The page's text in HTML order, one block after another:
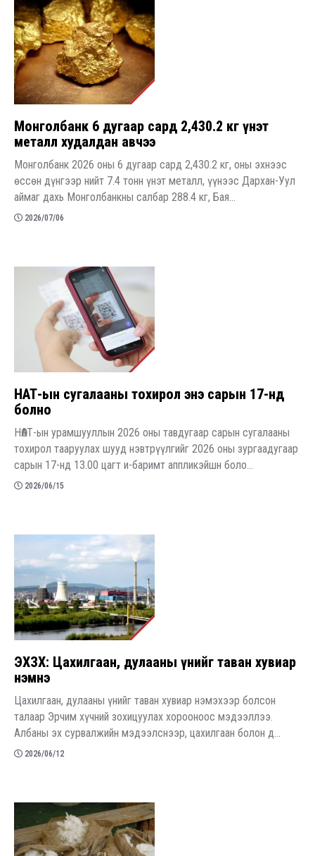
Монголбанк 6 дугаар сард 2,430.2 кг үнэт
металл худалдан авчээ
Монголбанк 2026 оны 6 дугаар сард 2,430.2 кг, оны эхнээс
өссөн дүнгээр нийт 7.4 тонн үнэт металл, үүнээс Дархан-Уул
аймаг дахь Монголбанкны салбар 288.4 кг, Бая...
2026/07/06
НӨАТ-ын сугалааны тохирол энэ сарын 17-нд
болно
НӨАТ-ын урамшууллын 2026 оны тавдугаар сарын сугалааны
тохирол тааруулах шууд нэвтрүүлгийг 2026 оны зургаадугаар
сарын 17-нд 13.00 цагт и-баримт аппликэйшн боло...
2026/06/15
ЭХЗХ: Цахилгаан, дулааны үнийг таван хувиар
нэмнэ
Цахилгаан, дулааны үнийг таван хувиар нэмэхээр болсон
талаар Эрчим хүчний зохицуулах хорооноос мэдээллээ.
Албаны эх сурвалжийн мэдээлснээр, цахилгаан болон д...
2026/06/12